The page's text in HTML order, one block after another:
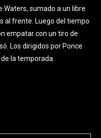
Waters, sumado a un libre
al frente. Luego del tiempo
empatar con un tiro de
Los dirigidos por Ponce
la temporada.